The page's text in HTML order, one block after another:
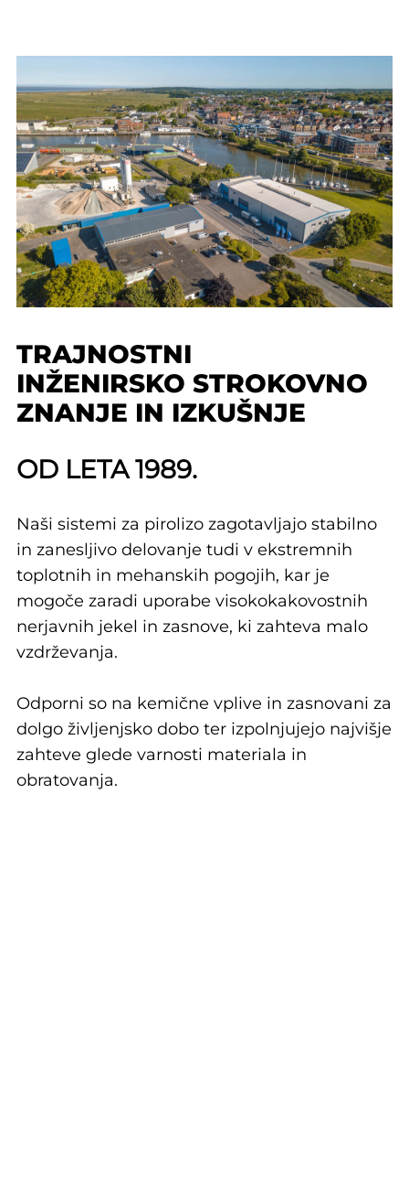
TRAJNOSTNI
INŽENIRSKO STROKOVNO
ZNANJE IN IZKUŠNJE
OD LETA 1989.
Naši sistemi za pirolizo zagotavljajo stabilno
in zanesljivo delovanje tudi v ekstremnih
toplotnih in mehanskih pogojih, kar je
mogoče zaradi uporabe visokokakovostnih
nerjavnih jekel in zasnove, ki zahteva malo
vzdrževanja.
Odporni so na kemične vplive in zasnovani za
dolgo življenjsko dobo ter izpolnjujejo najvišje
zahteve glede varnosti materiala in
obratovanja.